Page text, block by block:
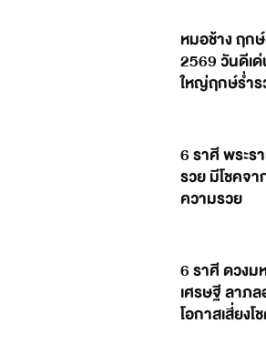
หมอช้าง ฤก
2569 วันดีเ
ใหญ่ฤกษ์ร่ำ
6 ราศี พระร
รวย มีโชคจ
ความรวย
6 ราศี ดวงม
เศรษฐี ลาภ
โอกาสเสี่ยงโ